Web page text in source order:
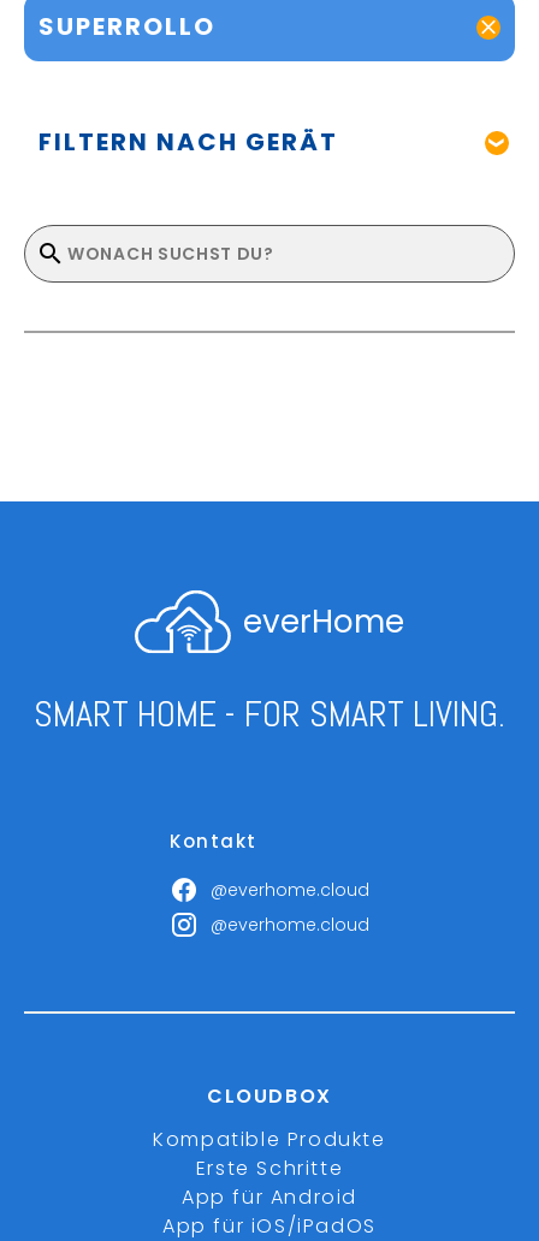
SUPERROLLO
FILTERN NACH GERÄT
everHome
SMART HOME - FOR SMART LIVING.
Kontakt
@everhome.cloud
@everhome.cloud
CLOUDBOX
Kompatible Produkte
Erste Schritte
App für Android
App für iOS/iPadOS